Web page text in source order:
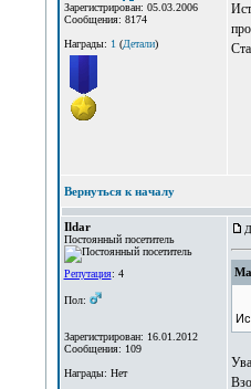
Зарегистрирован: 05.03.2006
Сообщения: 8174
Награды: 1(Детали)
Вернуться к началу
Ildar
Постоянный посетитель
Репутация: 4
Пол:
Зарегистрирован: 16.01.2012
Сообщения: 109
Награды: Нет